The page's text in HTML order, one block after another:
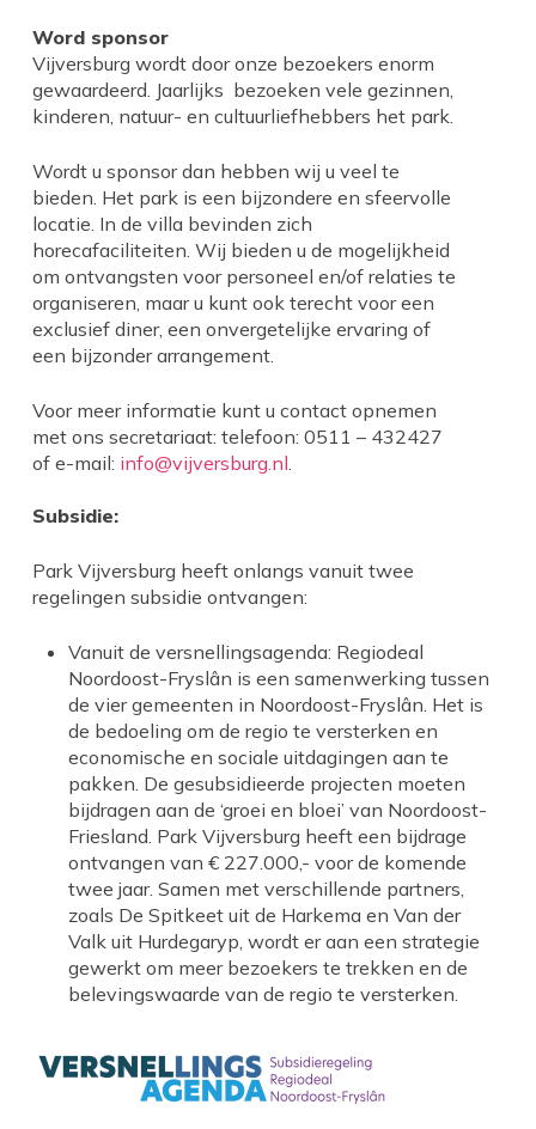
Word sponsor
Vijversburg wordt door onze bezoekers enorm
gewaardeerd. Jaarlijks bezoeken vele gezinnen,
kinderen, natuur- en cultuurliefhebbers het park.
Wordt u sponsor dan hebben wij u veel te
bieden. Het park is een bijzondere en sfeervolle
locatie. In de villa bevinden zich
horecafaciliteiten. Wij bieden u de mogelijkheid
om ontvangsten voor personeel en/of relaties te
organiseren, maar u kunt ook terecht voor een
exclusief diner, een onvergetelijke ervaring of
een bijzonder arrangement.
Voor meer informatie kunt u contact opnemen
met ons secretariaat: telefoon: 0511 – 432427
of e-mail: info@vijversburg.nl
Subsidie:
Park Vijversburg heeft onlangs vanuit twee
regelingen subsidie ontvangen:
Vanuit de versnellingsagenda: Regiodeal
Noordoost-Fryslân is een samenwerking tussen
de vier gemeenten in Noordoost-Fryslân. Het is
de bedoeling om de regio te versterken en
economische en sociale uitdagingen aan te
pakken. De gesubsidieerde projecten moeten
bijdragen aan de ‘groei en bloei’ van Noordoost-
Friesland. Park Vijversburg heeft een bijdrage
ontvangen van € 227.000,- voor de komende
twee jaar. Samen met verschillende partners,
zoals De Spitkeet uit de Harkema en Van der
Valk uit Hurdegaryp, wordt er aan een strategie
gewerkt om meer bezoekers te trekken en de
belevingswaarde van de regio te versterken.